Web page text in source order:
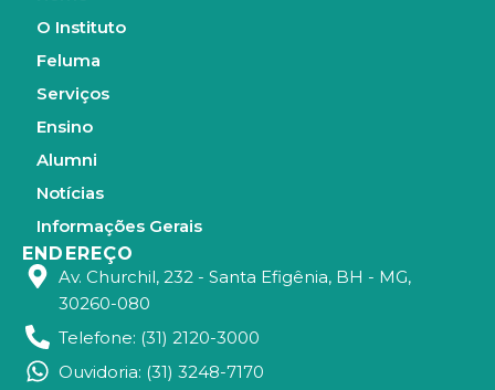
g
r
a
m
d
i
O Instituto
Feluma
Serviços
Ensino
Alumni
Notícias
Informações Gerais
ENDEREÇO
Av. Churchil, 232 - Santa Efigênia, BH - MG,
30260-080
Telefone: (31) 2120-3000
Ouvidoria: (31) 3248-7170